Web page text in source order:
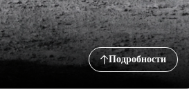
Подробности